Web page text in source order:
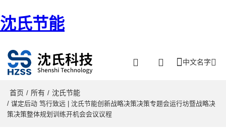
沈氏节能
中文名字
首页 / 所有 / 沈氏节能
/ 谋定后动 笃行致远 | 沈氏节能创新战略决策决策专题会运行坊暨战略决
策决策整体规划训练开机会会议议程